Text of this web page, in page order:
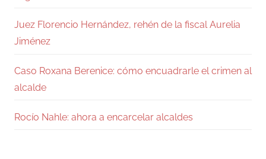
Juez Florencio Hernández, rehén de la fiscal Aurelia
Jiménez
Caso Roxana Berenice: cómo encuadrarle el crimen al
alcalde
Rocío Nahle: ahora a encarcelar alcaldes